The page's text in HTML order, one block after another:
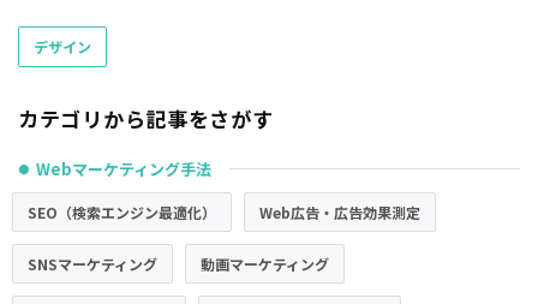
デザイン
カテゴリから記事をさがす
● Webマーケティング手法
SEO（検索エンジン最適化） Web広告・広告効果測定
SNSマーケティング 動画マーケティング